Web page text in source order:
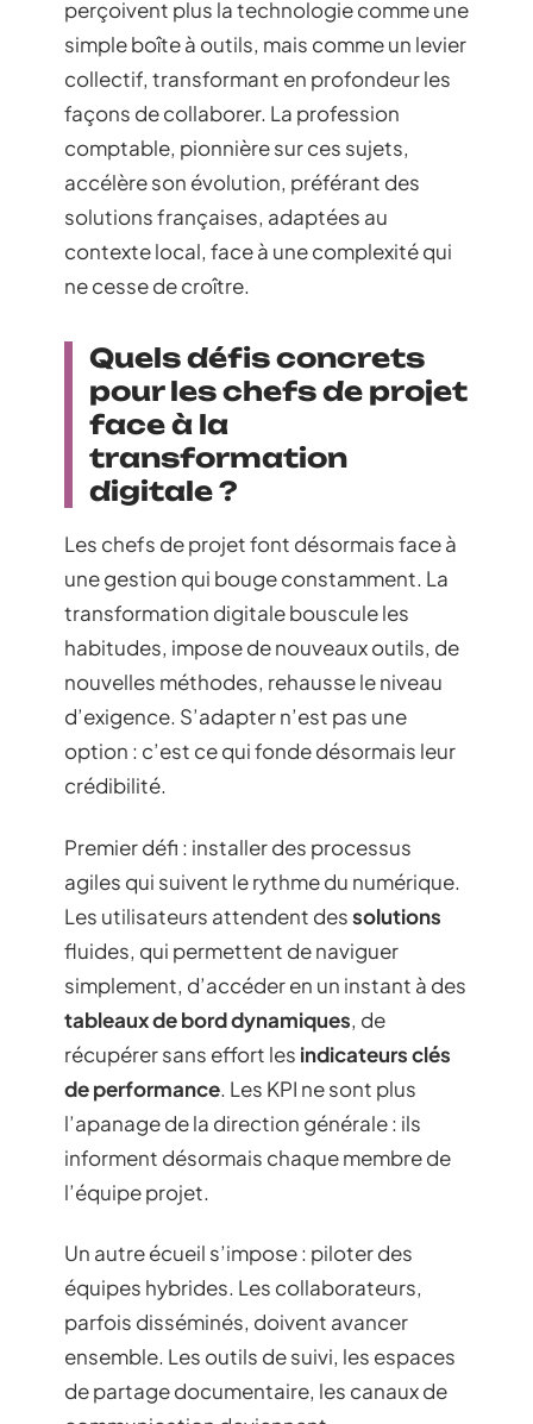
perçoivent plus la technologie comme une
simple boîte à outils, mais comme un levier
collectif, transformant en profondeur les
façons de collaborer. La profession
comptable, pionnière sur ces sujets,
accélère son évolution, préférant des
solutions françaises, adaptées au
contexte local, face à une complexité qui
ne cesse de croître.
Quels défis concrets
pour les chefs de projet
face à la
transformation
digitale ?
Les chefs de projet font désormais face à
une gestion qui bouge constamment. La
transformation digitale bouscule les
habitudes, impose de nouveaux outils, de
nouvelles méthodes, rehausse le niveau
d’exigence. S’adapter n’est pas une
option : c’est ce qui fonde désormais leur
crédibilité.
Premier défi : installer des processus
agiles qui suivent le rythme du numérique.
Les utilisateurs attendent dessolutions
fluides, qui permettent de naviguer
simplement, d’accéder en un instant à des
tableaux de bord dynamiques, de
récupérer sans effort les indicateurs clés
de performance. Les KPI ne sont plus
l’apanage de la direction générale : ils
informent désormais chaque membre de
l’équipe projet.
Un autre écueil s’impose : piloter des
équipes hybrides. Les collaborateurs,
parfois disséminés, doivent avancer
ensemble. Les outils de suivi, les espaces
de partage documentaire, les canaux de